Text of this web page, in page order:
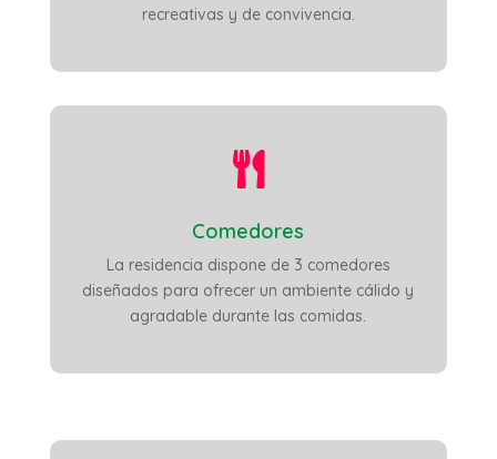
recreativas y de convivencia.

Comedores
La residencia dispone de 3 comedores
diseñados para ofrecer un ambiente cálido y
agradable durante las comidas.